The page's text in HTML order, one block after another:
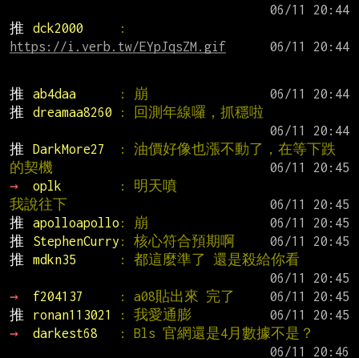
推
dck2000
https://i.verb.tw/EYpJqsZM.gif
推 ab4daa : 崩
推
dreamaa8260
: 回測年線囉，抓穩啦
推
DarkMore27
: 油價好像也漲不動了，在等下跌
的契機
→
oplk
: 明天噴
我說往下
推
apolloapollo : 崩
推
StephenCurry : 核心符合預期啊
推
mdkn35
: 都這麼準了 還是殺給你看
→
f204137 : a08貼出來 完了
推
ronan113021 : 我愛通膨
→
darkest68
: Bls 官網還是4月數據不是？